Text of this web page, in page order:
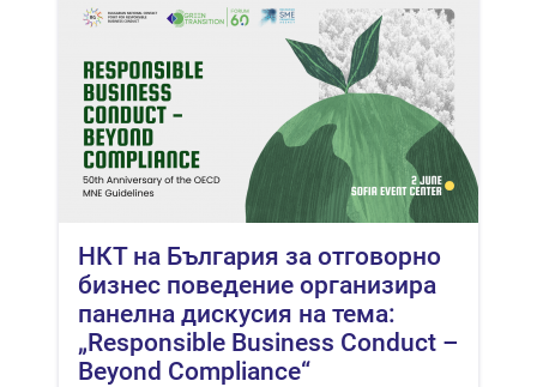
НКТ на България за отговорно
бизнес поведение организира
панелна дискусия на тема:
„Responsible Business Conduct –
Beyond Compliance“